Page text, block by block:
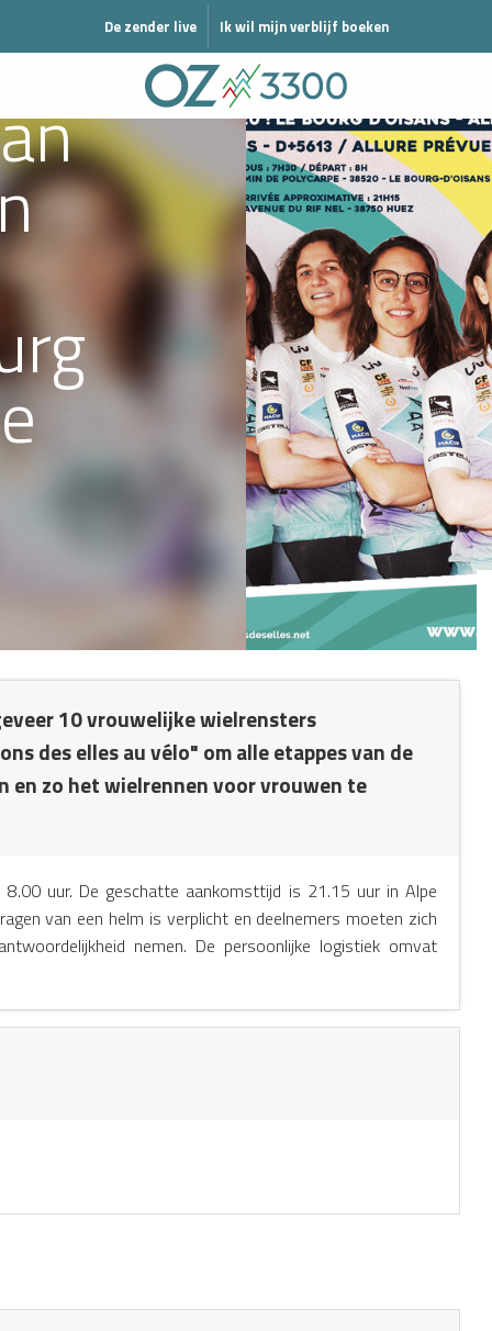
HIVER De zender live Ik wil mijn verblijf boeken
10 vrouwelijke wielrensters
des elles au vélo" om alle etappes van de
en zo het wielrennen voor vrouwen te
uur. De geschatte aankomsttijd is 21.15 uur in Alpe
van een helm is verplicht en deelnemers moeten zich
nemen. De persoonlijke logistiek omvat